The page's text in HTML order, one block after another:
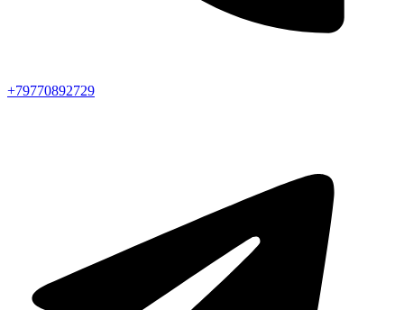
+79770892729